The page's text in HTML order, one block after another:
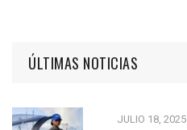
ÚLTIMAS NOTICIAS
JULIO 18, 2025